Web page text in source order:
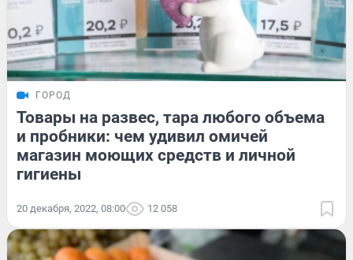
ГОРОД
Товары на развес, тара любого объема
и пробники: чем удивил омичей
магазин моющих средств и личной
гигиены
20 декабря, 2022, 08:00 12 058